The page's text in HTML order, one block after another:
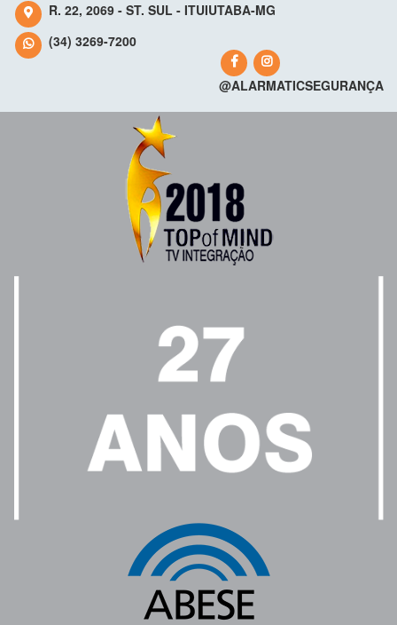
R. 22, 2069 - ST. SUL - ITUIUTABA-MG
(34) 3269-7200
@ALARMATICSEGURANÇA